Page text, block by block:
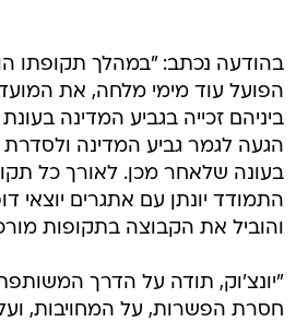
בהודעה נכתב: "במהלך תקופתו
הפועל עוד מימי מלחה, את
הגעה לגמר גביע המדינה ולסדרת
בעונה שלאחר מכן. לאורך כל
התמודד יונתן עם אתגרים יוצאי
והוביל את הקבוצה בתקופות
"יונצ'וק, תודה על הדרך
חסרת הפשרות, על המחויבות,